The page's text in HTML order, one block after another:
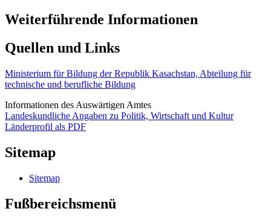
Weiterführende Informationen
Quellen und Links
Ministerium für Bildung der Republik Kasachstan, Abteilung für
technische und berufliche Bildung
Informationen des Auswärtigen Amtes
Landeskundliche Angaben zu Politik, Wirtschaft und Kultur
Länderprofil als PDF
Sitemap
Sitemap
Fußbereichsmenü